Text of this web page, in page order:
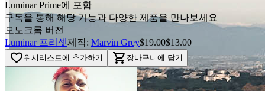
Luminar Prime에 포함
구독을 통해 해당 기능과 다양한 제품을 만나보세요
모노크롬 버전
Luminar 프리셋제작: Marvin Grey$19.00$13.00
favorite_border 위시리스트에 추가하기 shopping_cart 장바구니에 담기